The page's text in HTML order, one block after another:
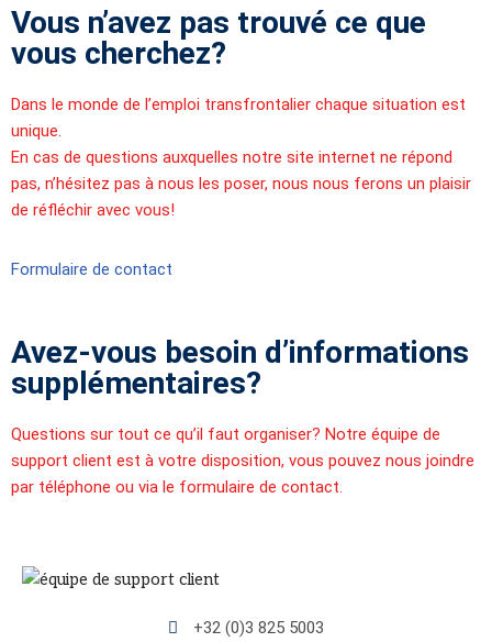
Avez-vous besoin d’informations
supplémentaires?
Questions sur tout ce qu’il faut organiser? Notre équipe de
support client est à votre disposition, vous pouvez nous joindre
par téléphone ou via le formulaire de contact.
+32 (0)3 825 5003
Vous n’avez pas trouvé ce que
vous cherchez?
Dans le monde de l’emploi transfrontalier chaque situation est
unique.
En cas de questions auxquelles notre site internet ne répond
pas, n’hésitez pas à nous les poser, nous nous ferons un plaisir
de réfléchir avec vous!
Formulaire de contact